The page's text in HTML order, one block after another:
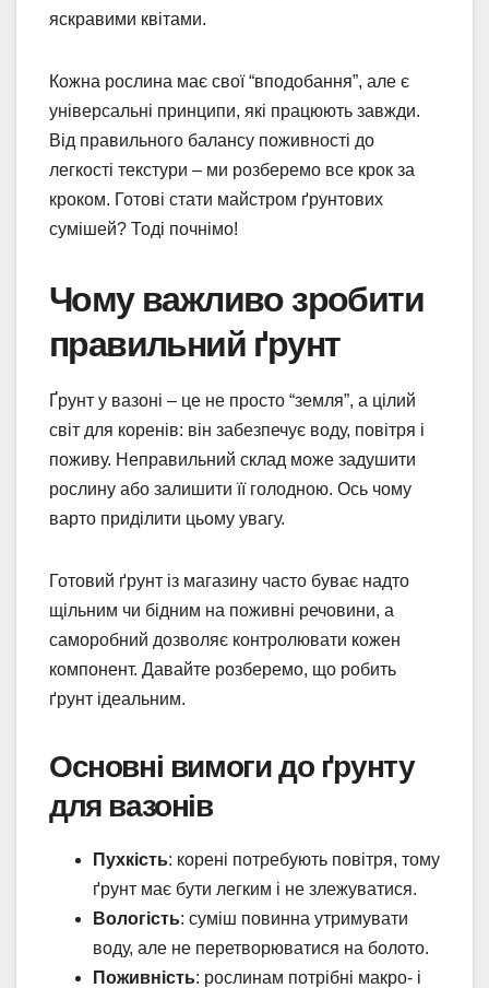
яскравими квітами.
Кожна рослина має свої “вподобання”, але є
універсальні принципи, які працюють завжди.
Від правильного балансу поживності до
легкості текстури – ми розберемо все крок за
кроком. Готові стати майстром ґрунтових
сумішей? Тоді почнімо!
Чому важливо зробити
правильний ґрунт
Ґрунт у вазоні – це не просто “земля”, а цілий
світ для коренів: він забезпечує воду, повітря і
поживу. Неправильний склад може задушити
рослину або залишити її голодною. Ось чому
варто приділити цьому увагу.
Готовий ґрунт із магазину часто буває надто
щільним чи бідним на поживні речовини, а
саморобний дозволяє контролювати кожен
компонент. Давайте розберемо, що робить
ґрунт ідеальним.
Основні вимоги до ґрунту
для вазонів
Пухкість: корені потребують повітря, тому
ґрунт має бути легким і не злежуватися.
Вологість: суміш повинна утримувати
воду, але не перетворюватися на болото.
Поживність: рослинам потрібні макро- і